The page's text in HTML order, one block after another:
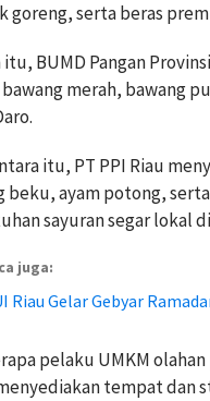
goreng, serta beras
itu, BUMD Pangan
merah, bawang
itu, PT PPI Riau
beku, ayam potong,
sayuran segar lokal
juga:
Riau Gelar Gebyar
pelaku UMKM
tempat dan